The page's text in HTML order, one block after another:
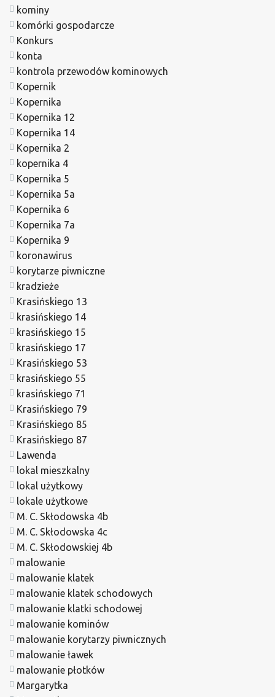
kominy
komórki gospodarcze
Konkurs
konta
kontrola przewodów kominowych
Kopernik
Kopernika
Kopernika 12
Kopernika 14
Kopernika 2
kopernika 4
Kopernika 5
Kopernika 5a
Kopernika 6
Kopernika 7a
Kopernika 9
koronawirus
korytarze piwniczne
kradzieże
Krasińskiego 13
krasińskiego 14
krasińskiego 15
krasińskiego 17
Krasińskiego 53
krasińskiego 55
krasińskiego 71
Krasińskiego 79
Krasińskiego 85
Krasińskiego 87
Lawenda
lokal mieszkalny
lokal użytkowy
lokale użytkowe
M. C. Skłodowska 4b
M. C. Skłodowska 4c
M. C. Skłodowskiej 4b
malowanie
malowanie klatek
malowanie klatek schodowych
malowanie klatki schodowej
malowanie kominów
malowanie korytarzy piwnicznych
malowanie ławek
malowanie płotków
Margarytka